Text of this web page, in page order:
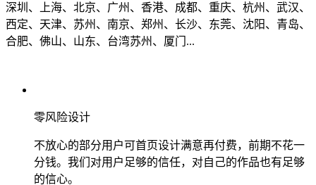
深圳、上海、北京、广州、香港、成都、重庆、杭州、武汉、
西定、天津、苏州、南京、郑州、长沙、东莞、沈阳、青岛、
合肥、佛山、山东、台湾苏州、厦门...
零风险设计
不放心的部分用户可首页设计满意再付费，前期不花一
分钱。我们对用户足够的信任，对自己的作品也有足够
的信心。